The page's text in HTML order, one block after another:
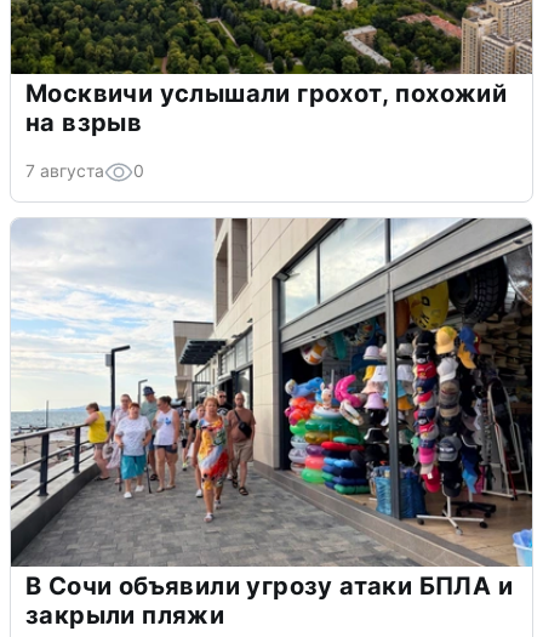
Москвичи услышали грохот, похожий
на взрыв
7 августа 0
В Сочи объявили угрозу атаки БПЛА и
закрыли пляжи